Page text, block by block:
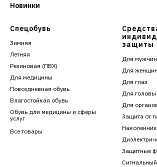
Новинки
Спецобувь
Зимняя
Летняя
Резиновая (ПВХ)
Для медицины
Повседневная обувь
Влагостойкая обувь
Обувь для медицины и сферы
услуг
Все товары
защиты
Для мужчин
Для женщин
Для глаз
Для головы
Для
Защита от
Защитные